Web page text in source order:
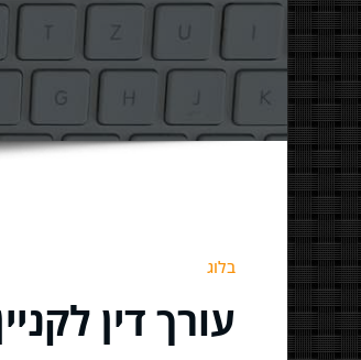
בלוג
עורך דין